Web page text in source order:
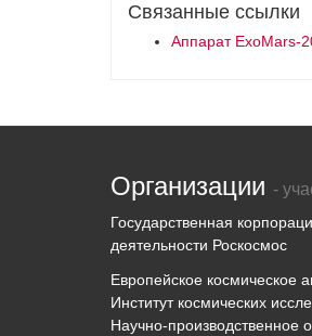
Связанные ссылки
Аппарат ExoMars-
Организации -
Государственная
деятельности Роскосмос
Европейское космическое
Институт космических
Научно-производственное